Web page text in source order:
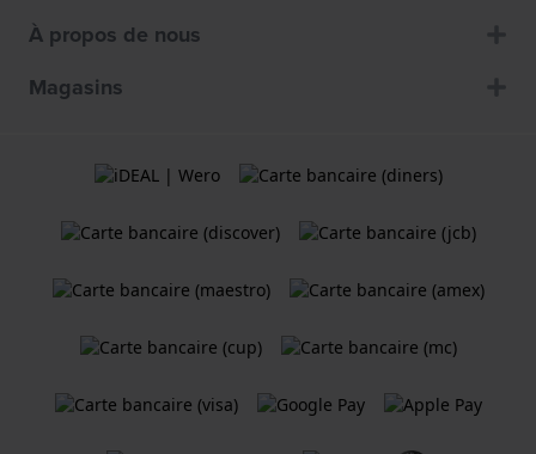
À propos de nous
Magasins